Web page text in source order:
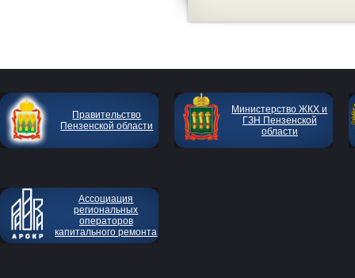
Правительство
Пензенской области
Министерство ЖКХ и
ГЗН Пензенской
области
Ассоциация
региональных
операторов
капитального ремонта